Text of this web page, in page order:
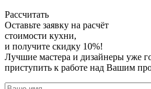
Рассчитать
Оставьте заявку на расчёт
стоимости кухни,
и получите скидку 10%!
Лучшие мастера и дизайнеры уже
приступить к работе над Вашим